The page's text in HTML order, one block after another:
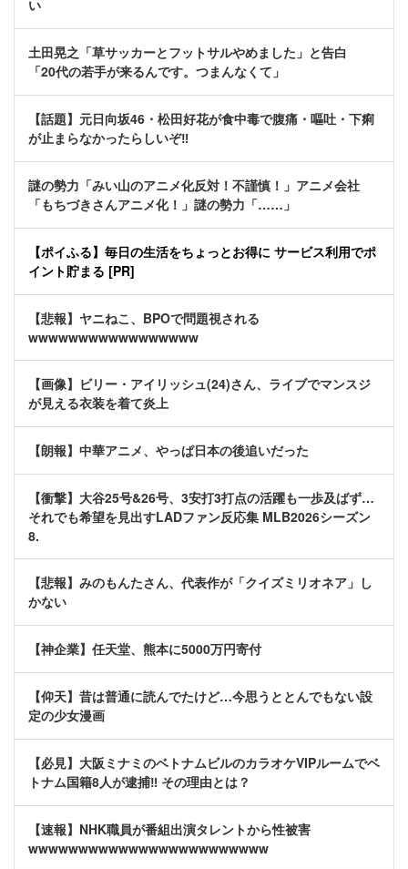
い
土田晃之「草サッカーとフットサルやめました」と告白
「20代の若手が来るんです。つまんなくて」
【話題】元日向坂46・松田好花が食中毒で腹痛・嘔吐・下痢
が止まらなかったらしいぞ‼
謎の勢力「みい山のアニメ化反対！不謹慎！」アニメ会社
「もちづきさんアニメ化！」謎の勢力「……」
【ポイふる】毎日の生活をちょっとお得に サービス利用でポ
イント貯まる [PR]
【悲報】ヤニねこ、BPOで問題視される
wwwwwwwwwwwwwwwww
【画像】ビリー・アイリッシュ(24)さん、ライブでマンスジ
が見える衣装を着て炎上
【朗報】中華アニメ、やっぱ日本の後追いだった
【衝撃】大谷25号&26号、3安打3打点の活躍も一歩及ばず…
それでも希望を見出すLADファン反応集 MLB2026シーズン
8.
【悲報】みのもんたさん、代表作が「クイズミリオネア」し
かない
【神企業】任天堂、熊本に5000万円寄付
【仰天】昔は普通に読んでたけど…今思うととんでもない設
定の少女漫画
【必見】大阪ミナミのベトナムビルのカラオケVIPルームでベ
トナム国籍8人が逮捕‼ その理由とは？
【速報】NHK職員が番組出演タレントから性被害
wwwwwwwwwwwwwwwwwwwwwwww